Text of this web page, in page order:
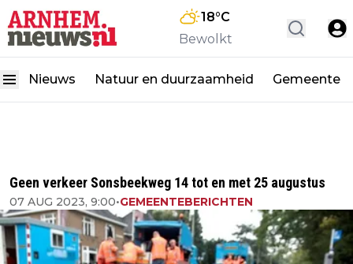
18°C
Bewolkt
Nieuws Natuur en duurzaamheid Gemeente
Geen verkeer Sonsbeekweg 14 tot en met 25 augustus
07 AUG 2023, 9:00•GEMEENTEBERICHTEN